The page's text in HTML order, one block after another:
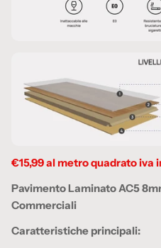
€15,99 al metro quadrato iva
Pavimento Laminato AC5
Commerciali
Caratteristiche principali: